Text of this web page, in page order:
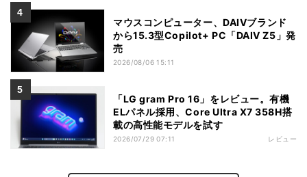
マウスコンピューター、DAIVブランド
から15.3型Copilot+ PC「DAIV Z5」発
売
2026/08/06 15:11
「LG gram Pro 16」をレビュー。有機
ELパネル採用、Core Ultra X7 358H搭
載の高性能モデルを試す
2026/07/29 07:11 レビュー